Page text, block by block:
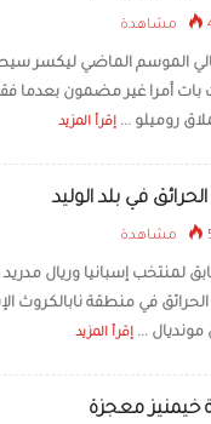
الموسم الماضي ليكسر
أمرا غير مضمون بعدما فقد
روميلو ... إقرأ المزيد
في بلد الوليد
لمنتخب إسبانيا وريال
في منطقة نابالكروث
مونديال ... إقرأ المزيد
خيمنيز معجزة